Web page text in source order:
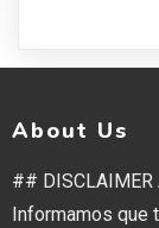
About Us
##
Informamos que